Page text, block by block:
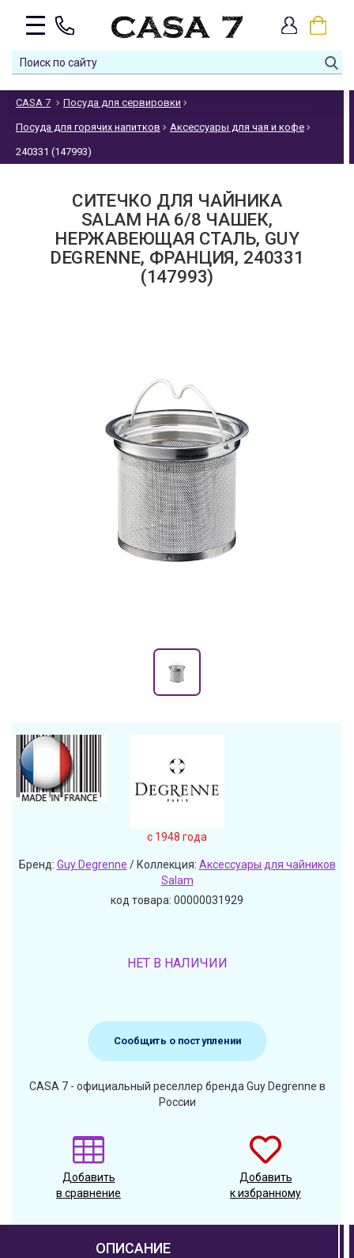
CASA 7 Посуда для сервировки
Посуда для горячих напитков Аксессуары для чая и кофе
240331 (147993)
СИТЕЧКО ДЛЯ ЧАЙНИКА
SALAM НА 6/8 ЧАШЕК,
НЕРЖАВЕЮЩАЯ СТАЛЬ, GUY
DEGRENNE, ФРАНЦИЯ, 240331
(147993)
c 1948 года
Бренд: Guy Degrenne / Коллекция: Аксессуары для чайников
Salam
код товара: 00000031929
НЕТ В НАЛИЧИИ
Сообщить о поступлении
CASA 7 - официальный реселлер бренда Guy Degrenne в
России
Добавить
в сравнение
Добавить
к избранному
ОПИСАНИЕ